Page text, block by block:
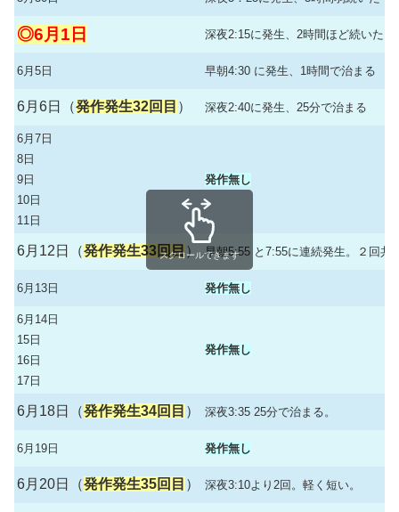
◎6月1日 深夜2:15に発生、2時間ほど続いた
6月5日 早朝4:30 に発生、1時間で治まる
6月6日（発作発生32回目 ） 深夜2:40に発生、25分で治まる
6月7日
8日
9日
10日
11日
発作無し
6月12日（発作発生33回目） 早朝5:55 と7:55に連続発生。２回共
6月13日 発作無し
6月14日
15日
16日
17日
発作無し
6月18日（発作発生34回目 ） 深夜3:35 25分で治まる。
6月19日 発作無し
6月20日（発作発生35回目 ） 深夜3:10より2回。軽く短い。
スクロールできます